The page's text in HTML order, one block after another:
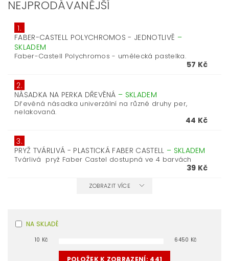
NEJPRODÁVANĚJŠÍ
1.
FABER-CASTELL POLYCHROMOS - JEDNOTLIVĚ –
SKLADEM
Faber-Castell Polychromos - umělecká pastelka.
57 Kč
2.
NÁSADKA NA PERKA DŘEVĚNÁ – SKLADEM
Dřevěná násadka univerzální na různé druhy per,
nelakovaná.
44 Kč
3.
PRYŽ TVÁRLIVÁ - PLASTICKÁ FABER CASTELL – SKLADEM
Tvárlivá pryž Faber Castel dostupná ve 4 barvách
39 Kč
ZOBRAZIT VÍCE
NA SKLADĚ
10 Kč 6450 Kč
POLOŽEK K ZOBRAZENÍ: 441